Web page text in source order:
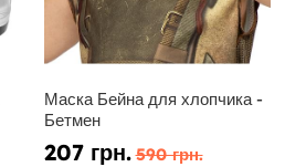
Маска Бейна для хлопчика -
Бетмен
207 грн. 590 грн.